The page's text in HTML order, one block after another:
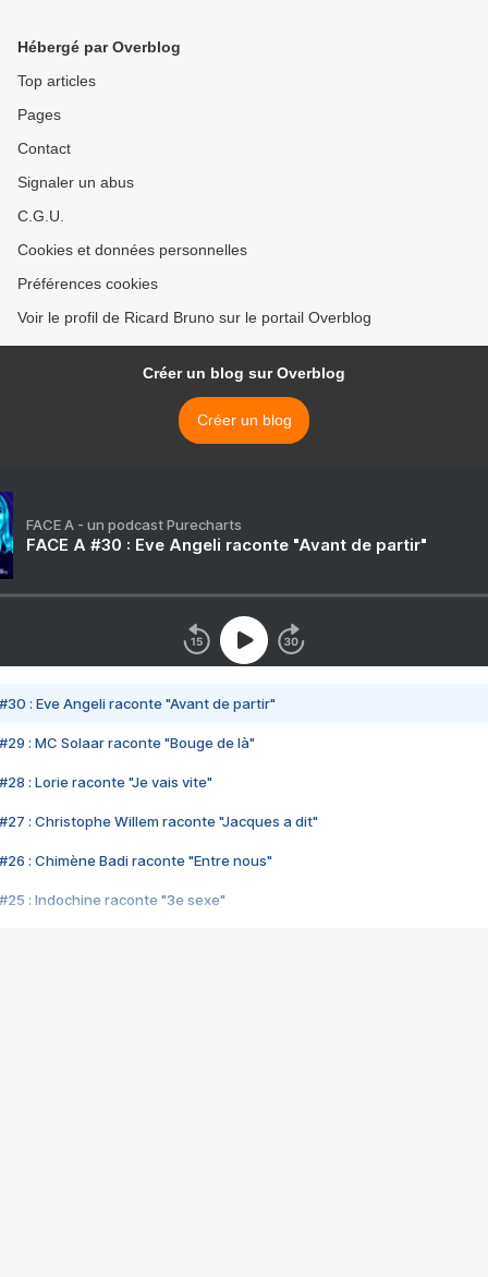
Hébergé par Overblog
Top articles
Pages
Contact
Signaler un abus
C.G.U.
Cookies et données personnelles
Préférences cookies
Voir le profil de Ricard Bruno sur le portail Overblog
Créer un blog sur Overblog
Créer un blog
FACE A - un podcast Purecharts
FACE A #30 : Eve Angeli raconte "Avant de partir"
#30 : Eve Angeli raconte "Avant de partir"
#29 : MC Solaar raconte "Bouge de là"
#28 : Lorie raconte "Je vais vite"
#27 : Christophe Willem raconte "Jacques a dit"
#26 : Chimène Badi raconte "Entre nous"
#25 : Indochine raconte "3e sexe"